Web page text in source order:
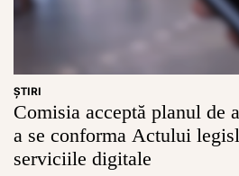
ŞTIRI
Comisia acceptă planul de
a se conforma Actului
serviciile digitale